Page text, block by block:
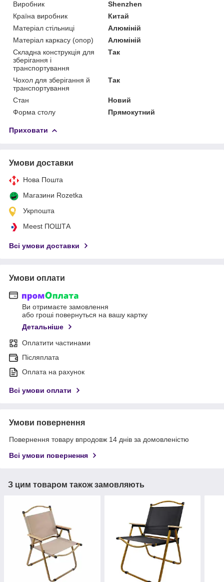
Виробник
Shenzhen
Країна виробник
Китай
Матеріал стільниці
Алюміній
Матеріал каркасу (опор)
Алюміній
Складна конструкція для
зберігання і
транспортування
Так
Чохол для зберігання й
транспортування
Так
Стан
Новий
Форма столу
Прямокутний
Приховати
Умови доставки
Нова Пошта
Магазини Rozetka
Укрпошта
Meest ПОШТА
Всі умови доставки
Умови оплати
Ви отримаєте замовлення
або гроші повернуться на вашу картку
Детальніше
Оплатити частинами
Післяплата
Оплата на рахунок
Всі умови оплати
Умови повернення
Повернення товару впродовж 14 днів за домовленістю
Всі умови повернення
З цим товаром також замовляють